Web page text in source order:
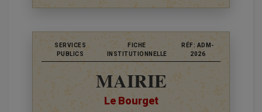
SERVICES
PUBLICS
FICHE
INSTITUTIONNELLE
RÉF: ADM-
2026
MAIRIE
Le Bourget